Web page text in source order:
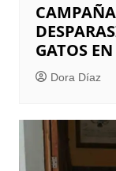
GATOS
Dora Díaz